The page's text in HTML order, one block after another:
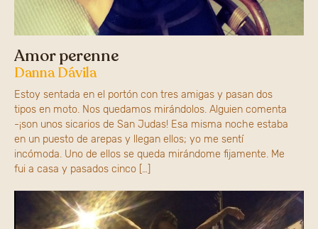
Amor perenne
Danna Dávila
Estoy sentada en el portón con tres amigas y pasan dos
tipos en moto. Nos quedamos mirándolos. Alguien comenta
-¡son unos sicarios de San Judas! Esa misma noche estaba
en un puesto de arepas y llegan ellos; yo me sentí
incómoda. Uno de ellos se queda mirándome fijamente. Me
fui a casa y pasados cinco […]